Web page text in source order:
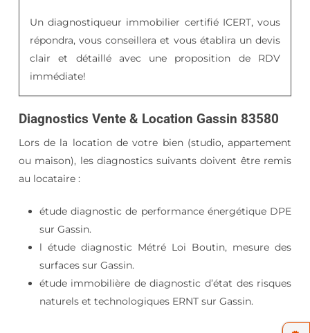
Un diagnostiqueur immobilier certifié ICERT, vous
répondra, vous conseillera et vous établira un devis
clair et détaillé avec une proposition de RDV
immédiate!
Diagnostics Vente & Location Gassin 83580
Lors de la location de votre bien (studio, appartement
ou maison), les diagnostics suivants doivent être remis
au locataire :
étude diagnostic de performance énergétique DPE
sur Gassin.
l étude diagnostic Métré Loi Boutin, mesure des
surfaces sur Gassin.
étude immobilière de diagnostic d’état des risques
naturels et technologiques ERNT sur Gassin.